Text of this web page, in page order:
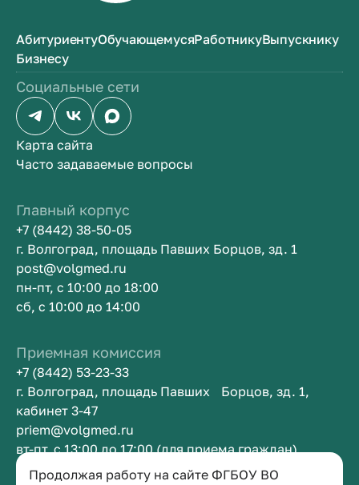
Продолжая работу на сайте ФГБОУ ВО
АбитуриентуОбучающемусяРаботникуВыпускнику
Бизнесу
Социальные сети
Карта сайта
Часто задаваемые вопросы
Главный корпус
+7 (8442) 38-50-05
г. Волгоград, площадь Павших Борцов, зд. 1
post@volgmed.ru
пн-пт, с 10:00 до 18:00
сб, с 10:00 до 14:00
Приемная комиссия
+7 (8442) 53-23-33
г. Волгоград, площадь Павших Борцов, зд. 1,
кабинет 3-47
priem@volgmed.ru
вт-пт, с 13:00 до 17:00 (для приема граждан)